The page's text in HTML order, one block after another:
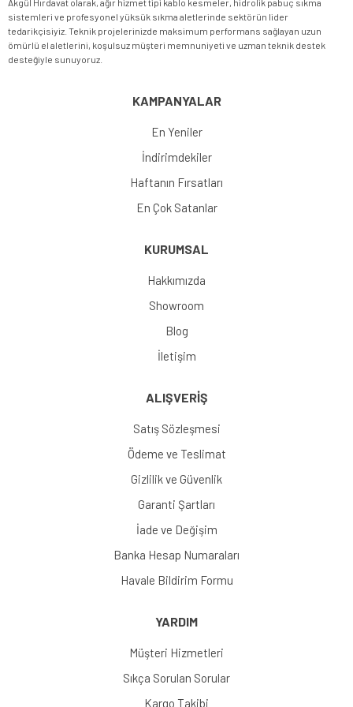
Akgül Hırdavat olarak, ağır hizmet tipi kablo kesmeler, hidrolik pabuç sıkma
sistemleri ve profesyonel yüksük sıkma aletlerinde sektörün lider
tedarikçisiyiz. Teknik projelerinizde maksimum performans sağlayan uzun
ömürlü el aletlerini, koşulsuz müşteri memnuniyeti ve uzman teknik destek
desteğiyle sunuyoruz.
KAMPANYALAR
En Yeniler
İndirimdekiler
Haftanın Fırsatları
En Çok Satanlar
KURUMSAL
Hakkımızda
Showroom
Blog
İletişim
ALIŞVERİŞ
Satış Sözleşmesi
Ödeme ve Teslimat
Gizlilik ve Güvenlik
Garanti Şartları
İade ve Değişim
Banka Hesap Numaraları
Havale Bildirim Formu
YARDIM
Müşteri Hizmetleri
Sıkça Sorulan Sorular
Kargo Takibi